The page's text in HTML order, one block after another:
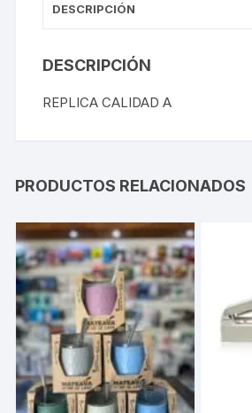
DESCRIPCIÓN
DESCRIPCIÓN
REPLICA CALIDAD A
PRODUCTOS RELACIONADOS